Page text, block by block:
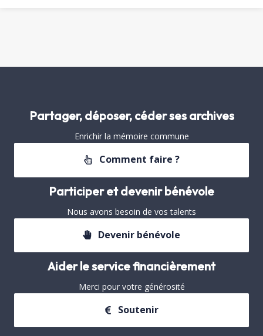
Partager, déposer, céder ses archives
Enrichir la mémoire commune
Comment faire ?
Participer et devenir bénévole
Nous avons besoin de vos talents
Devenir bénévole
Aider le service financièrement
Merci pour votre générosité
Soutenir